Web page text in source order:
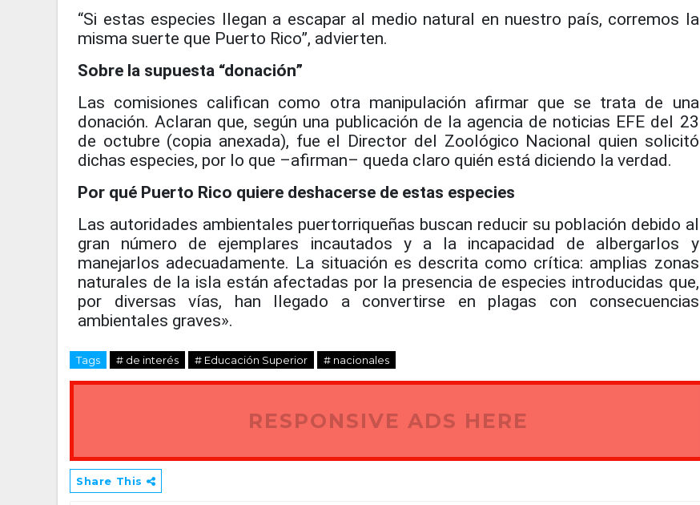
“Si estas especies llegan a escapar al medio natural en nuestro país, corremos la
misma suerte que Puerto Rico”, advierten.
Sobre la supuesta “donación”
Las comisiones califican como otra manipulación afirmar que se trata de una
donación. Aclaran que, según una publicación de la agencia de noticias EFE del 23
de octubre (copia anexada), fue el Director del Zoológico Nacional quien solicitó
dichas especies, por lo que –afirman– queda claro quién está diciendo la verdad.
Por qué Puerto Rico quiere deshacerse de estas especies
Las autoridades ambientales puertorriqueñas buscan reducir su población debido al
gran número de ejemplares incautados y a la incapacidad de albergarlos y
manejarlos adecuadamente. La situación es descrita como crítica: amplias zonas
naturales de la isla están afectadas por la presencia de especies introducidas que,
por diversas vías, han llegado a convertirse en plagas con consecuencias
ambientales graves».
Tags # de interés # Educación Superior # nacionales
RESPONSIVE ADS HERE
Share This